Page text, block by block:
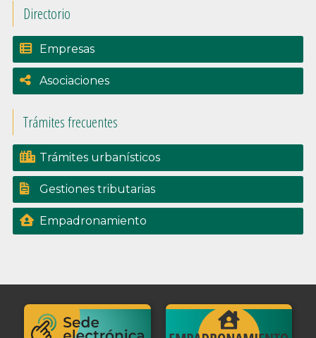
Directorio
Empresas
Asociaciones
Trámites frecuentes
Trámites urbanísticos
Gestiones tributarias
Empadronamiento